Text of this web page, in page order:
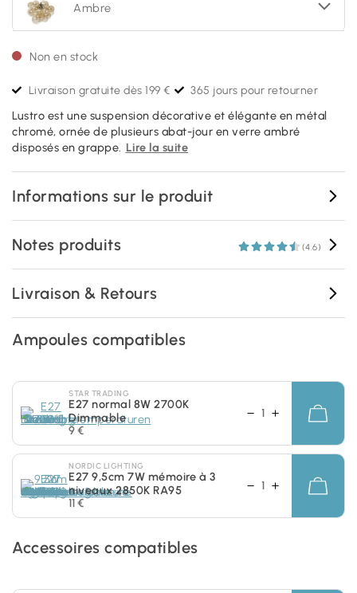
Ambre
Non en stock
Livraison gratuite dès 199 € 365 jours pour retourner
Lustro est une suspension décorative et élégante en métal
chromé, ornée de plusieurs abat-jour en verre ambré
disposés en grappe. Lire la suite
Informations sur le produit
Notes produits (4.6)
Livraison & Retours
Ampoules compatibles
STAR TRADING
E27 normal 8W 2700K
Dimmable
9 €
NORDIC LIGHTING
E27 9,5cm 7W mémoire à 3
niveaux 2850K RA95
11 €
Accessoires compatibles